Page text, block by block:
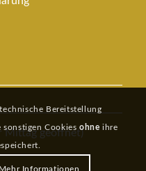
Mittag geöffnet)
Bereitstellung
sonstigen Cookiesohne ihre
Mehr Informationen